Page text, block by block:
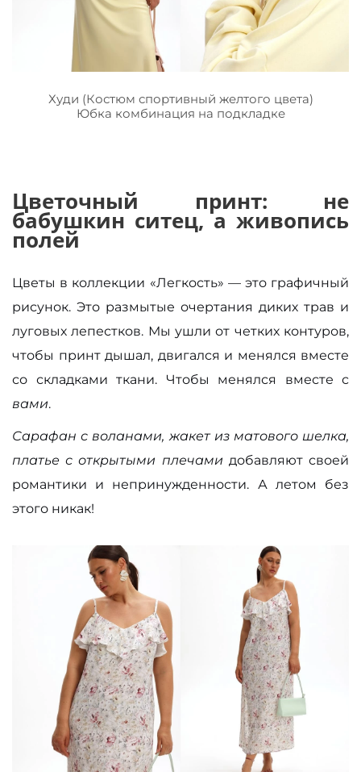
Худи (Костюм спортивный желтого цвета)
Юбка комбинация на подкладке
Цветочный принт: не
бабушкин ситец, а живопись
полей
Цветы в коллекции «Легкость» — это графичный
рисунок. Это размытые очертания диких трав и
луговых лепестков. Мы ушли от четких контуров,
чтобы принт дышал, двигался и менялся вместе
со складками ткани. Чтобы менялся вместе с
вами.
Сарафан с воланами, жакет из матового шелка,
платье с открытыми плечами добавляют своей
романтики и непринужденности. А летом без
этого никак!